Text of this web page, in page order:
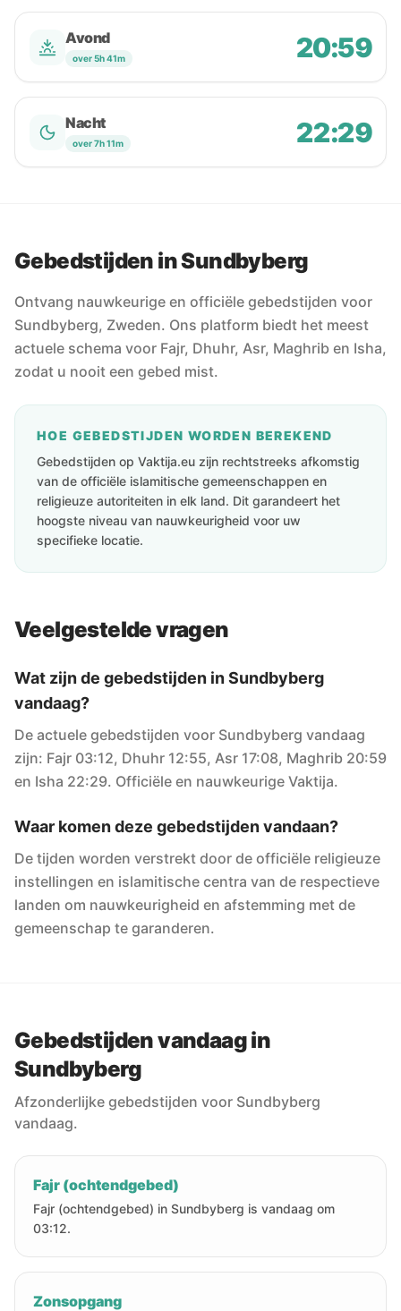
Avond
over 5h 41m 20:59
Nacht
over 7h 11m 22:29
Gebedstijden in Sundbyberg
Ontvang nauwkeurige en officiële gebedstijden voor
Sundbyberg, Zweden. Ons platform biedt het meest
actuele schema voor Fajr, Dhuhr, Asr, Maghrib en Isha,
zodat u nooit een gebed mist.
HOE GEBEDSTIJDEN WORDEN BEREKEND
Gebedstijden op Vaktija.eu zijn rechtstreeks afkomstig
van de officiële islamitische gemeenschappen en
religieuze autoriteiten in elk land. Dit garandeert het
hoogste niveau van nauwkeurigheid voor uw
specifieke locatie.
Veelgestelde vragen
Wat zijn de gebedstijden in Sundbyberg
vandaag?
De actuele gebedstijden voor Sundbyberg vandaag
zijn: Fajr 03:12, Dhuhr 12:55, Asr 17:08, Maghrib 20:59
en Isha 22:29. Officiële en nauwkeurige Vaktija.
Waar komen deze gebedstijden vandaan?
De tijden worden verstrekt door de officiële religieuze
instellingen en islamitische centra van de respectieve
landen om nauwkeurigheid en afstemming met de
gemeenschap te garanderen.
Gebedstijden vandaag in
Sundbyberg
Afzonderlijke gebedstijden voor Sundbyberg
vandaag.
Fajr (ochtendgebed)
Fajr (ochtendgebed) in Sundbyberg is vandaag om
03:12.
Zonsopgang